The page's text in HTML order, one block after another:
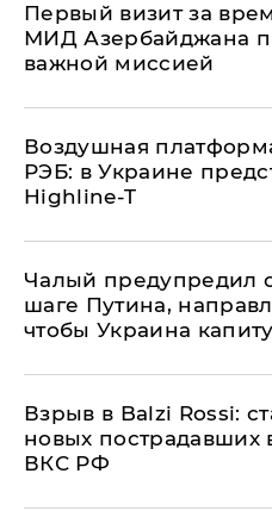
Первый визит за
МИД Азербайджана
важной миссией
Воздушная
РЭБ: в Украине
Highline-T
Чалый предупредил
шаге Путина,
чтобы Украина
Взрыв в Balzi Rossi:
новых пострадавших
ВКС РФ